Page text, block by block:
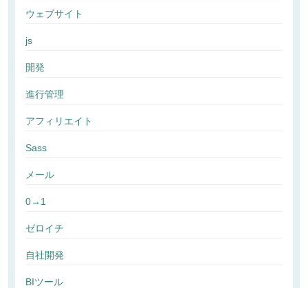
ウェブサイト
js
開発
進行管理
アフィリエイト
Sass
メール
0→1
ゼロイチ
自社開発
BIツール